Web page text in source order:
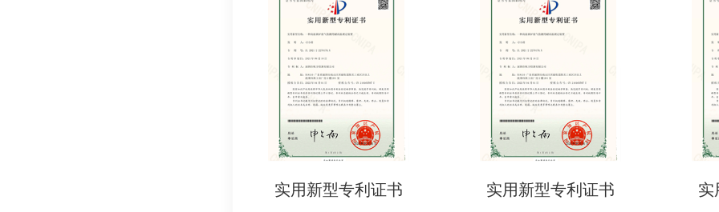
六、检测认证周期
- 常规周期：7-10个工作日（视样品复杂度和检测项目数量而定）。
- 加急服务：可缩短至3-5个工作日（需额外费用）。
七、检测认证所需资料
1. 产品信息：
- 产品名称、型号、适用年龄、材料清单（BOM表）。
2. 样品要求：实用新型专利证书 实用新型专利证书